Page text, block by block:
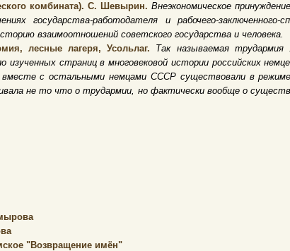
комбината). С. Шевырин. Внеэкономическое
государства-работодателя и рабочего-заключенного-
взаимоотношений советского государства и человека.
лесные лагеря, Усольлаг. Так называемая
страниц в многовековой истории российских
с ос­тальными немцами СССР существовали в режиме
не то что о трудармии, но фактически вообще о
"Возвращение имён"